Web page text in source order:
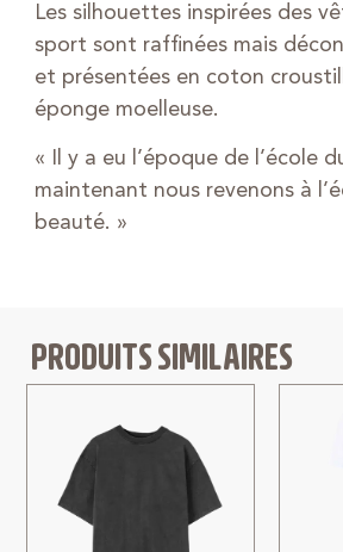
Les silhouettes inspirées des
sport sont raffinées mais
et présentées en coton
éponge moelleuse.
« Il y a eu l’époque de l’école
maintenant nous revenons à
beauté. »
PRODUITS SIMILAIRES